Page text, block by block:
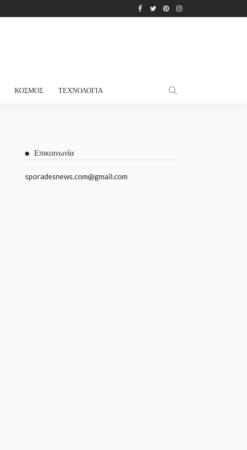
ΚΌΣΜΟΣ ΤΕΧΝΟΛΟΓΊΑ
Επικοινωνία
sporadesnews.com@gmail.com